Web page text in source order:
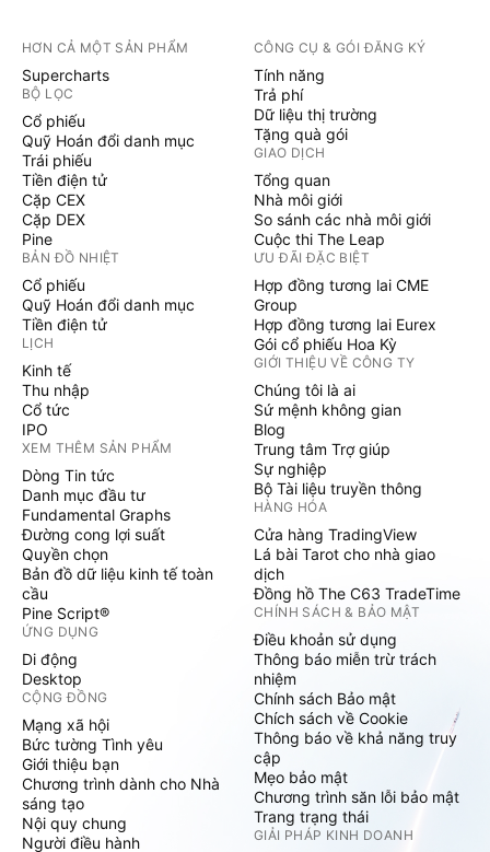
HƠN CẢ MỘT SẢN PHẨM
Supercharts
BỘ LỌC
Cổ phiếu
Quỹ Hoán đổi danh mục
Trái phiếu
Tiền điện tử
Cặp CEX
Cặp DEX
Pine
BẢN ĐỒ NHIỆT
Cổ phiếu
Quỹ Hoán đổi danh mục
Tiền điện tử
LỊCH
Kinh tế
Thu nhập
Cổ tức
IPO
XEM THÊM SẢN PHẨM
Dòng Tin tức
Danh mục đầu tư
Fundamental Graphs
Đường cong lợi suất
Quyền chọn
Bản đồ dữ liệu kinh tế toàn
cầu
Pine Script®
ỨNG DỤNG
Di động
Desktop
CỘNG ĐỒNG
Mạng xã hội
Bức tường Tình yêu
Giới thiệu bạn
Chương trình dành cho Nhà
sáng tạo
Nội quy chung
Người điều hành
CÔNG CỤ & GÓI ĐĂNG KÝ
Tính năng
Trả phí
Dữ liệu thị trường
Tặng quà gói
GIAO DỊCH
Tổng quan
Nhà môi giới
So sánh các nhà môi giới
Cuộc thi The Leap
ƯU ĐÃI ĐẶC BIỆT
Hợp đồng tương lai CME
Group
Hợp đồng tương lai Eurex
Gói cổ phiếu Hoa Kỳ
GIỚI THIỆU VỀ CÔNG TY
Chúng tôi là ai
Sứ mệnh không gian
Blog
Trung tâm Trợ giúp
Sự nghiệp
Bộ Tài liệu truyền thông
HÀNG HÓA
Cửa hàng TradingView
Lá bài Tarot cho nhà giao
dịch
Đồng hồ The C63 TradeTime
CHÍNH SÁCH & BẢO MẬT
Điều khoản sử dụng
Thông báo miễn trừ trách
nhiệm
Chính sách Bảo mật
Chích sách về Cookie
Thông báo về khả năng truy
cập
Mẹo bảo mật
Chương trình săn lỗi bảo mật
Trang trạng thái
GIẢI PHÁP KINH DOANH